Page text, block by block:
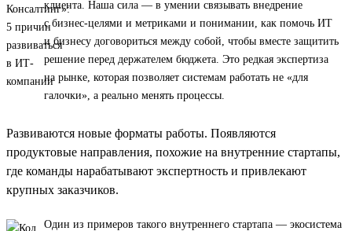
клиента. Наша сила — в умении связывать внедрение
с бизнес-целями и метриками и понимании, как помочь ИТ
и бизнесу договориться между собой, чтобы вместе защитить
решение перед держателем бюджета. Это редкая экспертиза
на рынке, которая позволяет системам работать не «для
галочки», а реально менять процессы.
Развиваются новые форматы работы. Появляются
продуктовые направления, похожие на внутренние стартапы,
где команды нарабатывают экспертность и привлекают
крупных заказчиков.
Один из примеров такого внутреннего стартапа — экосистема